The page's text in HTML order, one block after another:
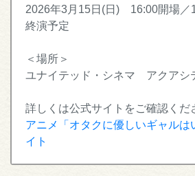
2026年3月15日(日) 16:00開場／
終演予定
＜場所＞
ユナイテッド・シネマ アクアシ
詳しくは公式サイトをご確認くだ
アニメ「オタクに優しいギャルは
イト